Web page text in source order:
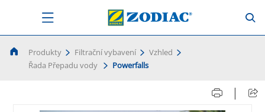
Produkty Filtrační vybavení
Vzhled
Řada Přepadu vody
Powerfalls
|